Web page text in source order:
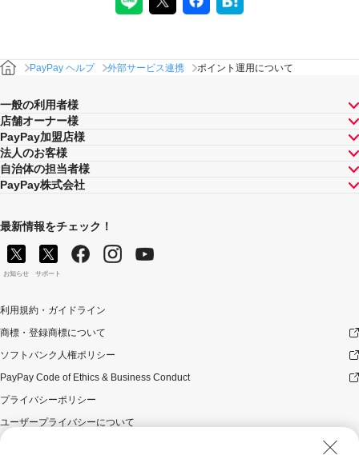
PayPay ヘルプ 外部サービス連携 ポイント運用について
一般の利用者様
店舗オーナー様
PayPay加盟店様
法人のお客様
自治体の担当者様
PayPay株式会社
最新情報をチェック！
お知らせ サポート
利用規約・ガイドライン
商標・登録商標について
ソフトバンク人権ポリシー
PayPay Code of Ethics & Business Conduct
プライバシーポリシー
ユーザープライバシーについて